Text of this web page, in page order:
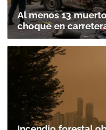
Al menos 13
choque en